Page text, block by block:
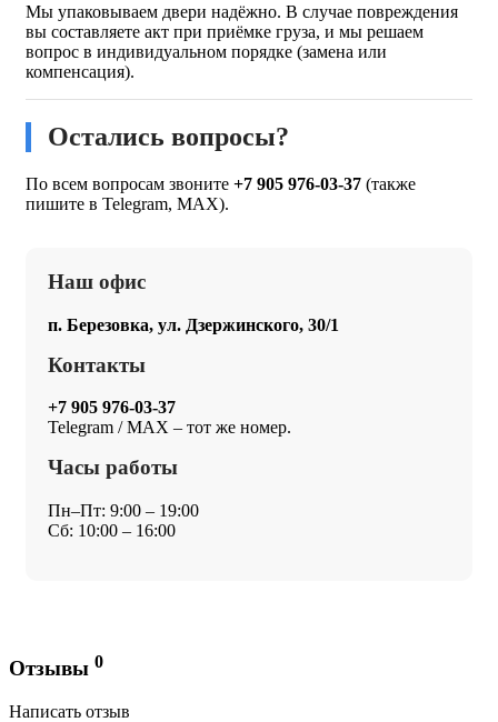
Мы упаковываем двери надёжно. В случае повреждения
вы составляете акт при приёмке груза, и мы решаем
вопрос в индивидуальном порядке (замена или
компенсация).
Остались вопросы?
По всем вопросам звоните +7 905 976-03-37 (также
пишите в Telegram, MAX).
Наш офис
п. Березовка, ул. Дзержинского, 30/1
Контакты
+7 905 976-03-37
Telegram / MAX – тот же номер.
Часы работы
Пн–Пт: 9:00 – 19:00
Сб: 10:00 – 16:00
Отзывы 0
Написать отзыв